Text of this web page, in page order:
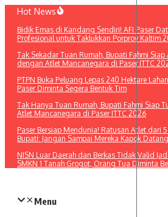
Lewati
konten
Hot News
Bidik Emas di Kandang Sendiri! AFI Paser
Profesional untuk Taklukkan Porprov Kaltim
Tak Sekadar Tuan Rumah, Bupati Fahmi Siap
dengan Atlet Mancanegara di Paser ITTC
PTPN Buka Peluang Lepas 240 Hektare
Paser Diminta Segera Bentuk Tim
Tak Hanya Tuan Rumah, Bupati Fahmi Siap
Atlet Mancanegara di Paser ITTC 2026
Paser Bersiap Mendunia! Ratusan Atlet dari
Bupati: Jangan Sampai Mereka Kapok
NISN Luar Daerah dan Berkas Tidak Valid
SMKN 1 Tanah Grogot, Orang Tua Diminta
Menu